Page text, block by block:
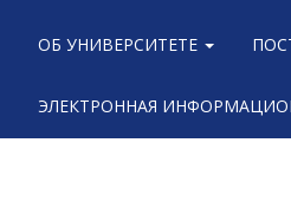
ОБ УНИВЕРСИТЕТЕ
ЭЛЕКТРОННАЯ